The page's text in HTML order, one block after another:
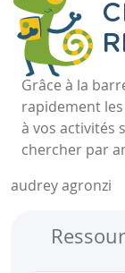
Grâce à la
rapidement
à vos activités
chercher par
audrey agronzi